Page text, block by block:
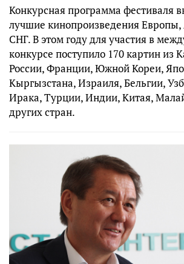
Конкурсная программа фестиваля
лучшие кинопроизведения Европы,
СНГ. В этом году для участия в
конкурсе поступило 170 картин из
России, Франции, Южной Кореи,
Кыргызстана, Израиля, Бельгии,
Ирака, Турции, Индии, Китая,
других стран.